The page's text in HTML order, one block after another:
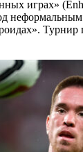
играх»
Турнир